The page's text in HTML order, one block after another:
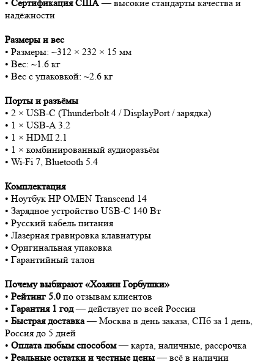
• Сертификация США— высокие стандарты качества и
надёжности
Размеры и вес
• Размеры: ~312 × 232 × 15 мм
• Вес: ~1.6 кг
• Вес с упаковкой: ~2.6 кг
Порты и разъёмы
• 2 × USB-C (Thunderbolt 4 / DisplayPort / зарядка)
• 1 × USB-A 3.2
• 1 × HDMI 2.1
• 1 × комбинированный аудиоразъём
• Wi-Fi 7, Bluetooth 5.4
Комплектация
• Ноутбук HP OMEN Transcend 14
• Зарядное устройство USB-C 140 Вт
• Русский кабель питания
• Лазерная гравировка клавиатуры
• Оригинальная упаковка
• Гарантийный талон
Почему выбирают «Хозяин Горбушки»
• Рейтинг 5.0 по отзывам клиентов
• Гарантия 1 год— действует по всей России
• Быстрая доставка— Москва в день заказа, СПб за 1 день,
Россия до 5 дней
• Оплата любым способом— карта, наличные, рассрочка
• Реальные остатки и честные цены— всё в наличии